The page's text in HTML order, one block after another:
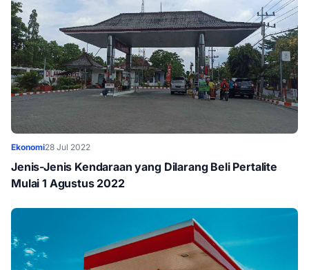
Ekonomi28 Jul 2022
Jenis-Jenis Kendaraan yang Dilarang Beli Pertalite
Mulai 1 Agustus 2022